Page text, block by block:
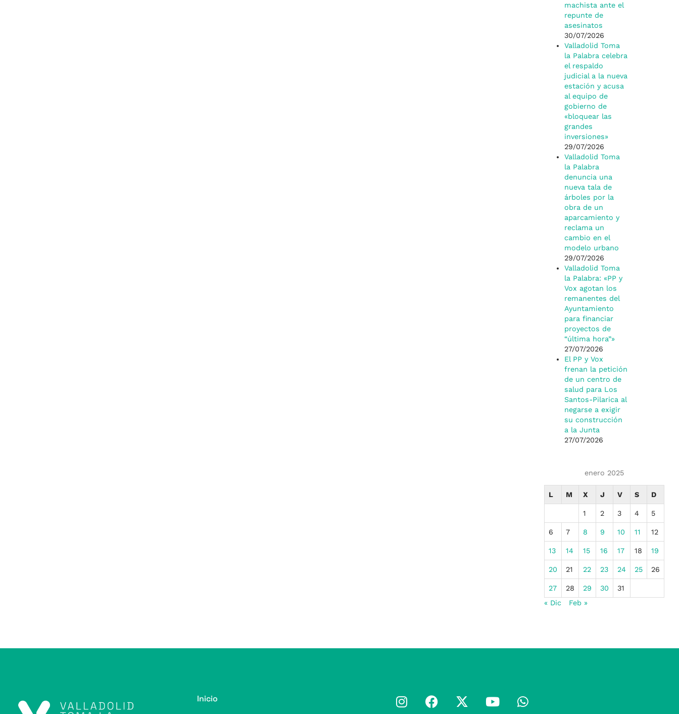
machista ante el
repunte de
asesinatos
30/07/2026
Valladolid Toma
la Palabra celebra
el respaldo
judicial a la nueva
estación y acusa
al equipo de
gobierno de
«bloquear las
grandes
inversiones»
29/07/2026
Valladolid Toma
la Palabra
denuncia una
nueva tala de
árboles por la
obra de un
aparcamiento y
reclama un
cambio en el
modelo urbano
29/07/2026
Valladolid Toma
la Palabra: «PP y
Vox agotan los
remanentes del
Ayuntamiento
para financiar
proyectos de
“última hora”»
27/07/2026
El PP y Vox
frenan la petición
de un centro de
salud para Los
Santos-Pilarica al
negarse a exigir
su construcción
a la Junta
27/07/2026
enero 2025
L M X J V S D
1 2 3 4 5
6 7 8 9 10 11 12
13 14 15 16 17 18 19
20 21 22 23 24 25 26
27 28 29 30
31
« Dic
Feb »
Inicio